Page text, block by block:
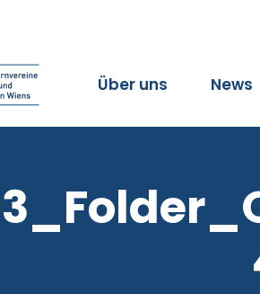
Über uns News